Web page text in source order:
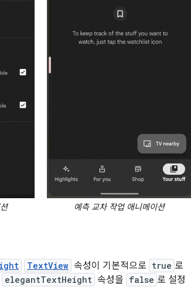
예측 교차 작업 애니메이션
TextView 속성이 기본적으로 true 로
elegantTextHeight 속성을 false 로 설정